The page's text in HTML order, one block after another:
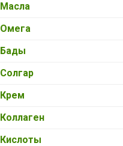
Масла
Омега
Бады
Солгар
Крем
Коллаген
Кислоты